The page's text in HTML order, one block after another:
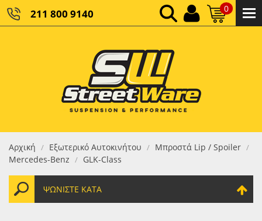
211 800 9140 0
ΚΑΘΑΡΌ ΣΎΝΟΛΟ:
ΤΕΛΙΚΌ ΣΎΝΟΛΟ:0,00 €
Αρχική / Εξωτερικό Αυτοκινήτου / Μπροστά Lip / Spoiler /
Mercedes-Benz / GLK-Class
ΨΩΝΊΣΤΕ ΚΑΤΆ